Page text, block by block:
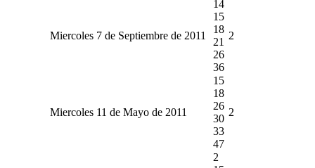
Miercoles 7 de Septiembre de 2011
14
15
18
21
26
36
2
Miercoles 11 de Mayo de 2011
15
18
26
30
33
47
2
2